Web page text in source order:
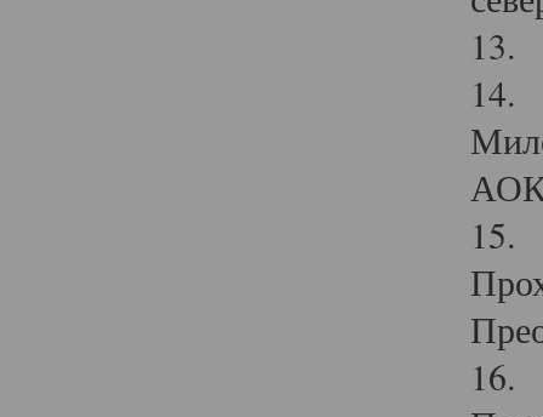
13.
14.
15.
16.